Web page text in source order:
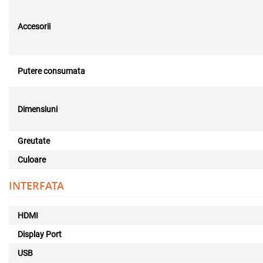
Accesorii
Putere consumata
Dimensiuni
Greutate
Culoare
INTERFATA
HDMI
Display Port
USB